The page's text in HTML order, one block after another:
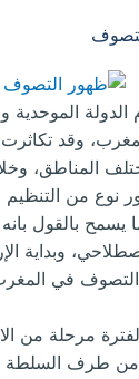
الدولة
وقد تكاثرت
المناطق،
نوع من التنظيم
يسمح بالقول
وبداية
التصوف في
مرحلة من
من طرف